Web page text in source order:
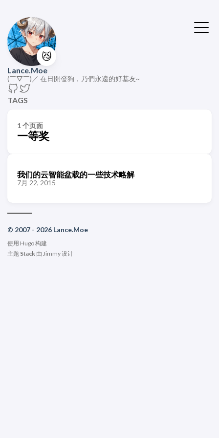
😼
Lance.Moe
(￣▽￣)／ 在日開發狗，乃們永遠的好基友~
TAGS
1 个页面
一等奖
我们的云智能盆载的一些技术略解
7月 22, 2015
© 2007 - 2026 Lance.Moe
使用 Hugo构建
主题 Stack 由 Jimmy设计